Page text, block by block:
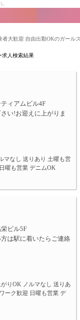
者大歓迎 自由出勤OKのガール
求人検索結果
ィアムビル4F
い!お迎えに上がりま
マなし 送りあり 土曜も営
曜も営業 デニムOK
ビル5F
は駅に着いたらご連絡
りOK ノルマなし 送りあ
ーク歓迎 日曜も営業 デ